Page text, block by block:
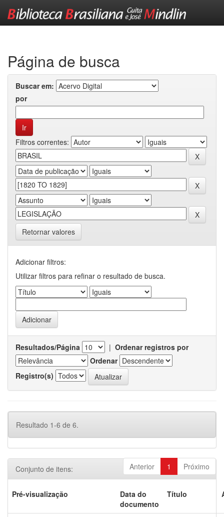
Página de busca
Buscar em:
por
Filtros correntes:
Retornar valores
Adicionar filtros:
Utilizar filtros para refinar o resultado de busca.
Resultados/Página | Ordenar registros por
Ordenar
Registro(s)
Resultado 1-6 de 6.
Anterior 1 Próximo
Conjunto de itens:
Pré-visualização
Data do
documento
Título